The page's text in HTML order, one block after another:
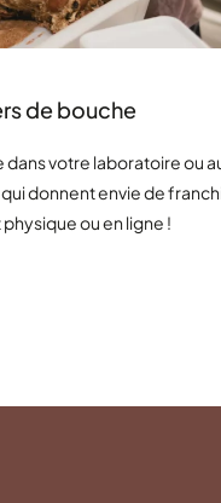
de bouche
votre laboratoire ou
donnent envie de
ou en ligne !